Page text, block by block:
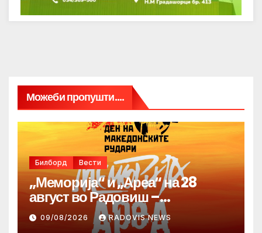
Можеби пропушти....
Билборд Вести
„Меморија“ и „Ареа“ на 28
август во Радовиш –
продолжува традицијата за
Денот на македонските рудари
09/08/2026 RADOVIS NEWS